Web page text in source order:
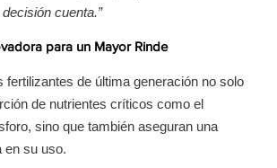
cuenta.”
para un Mayor Rinde
fertilizantes de última generación no solo
de nutrientes críticos como el
sino que también aseguran una
en su uso.